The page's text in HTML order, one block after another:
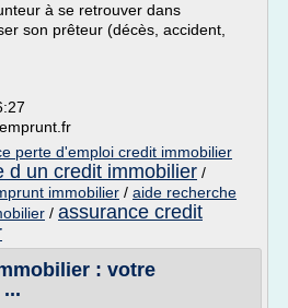
à se retrouver dans
son prêteur (décès, accident,
perte d'emploi credit immobilier
d un credit immobilier /
immobilier / aide recherche
/ assurance credit
: votre